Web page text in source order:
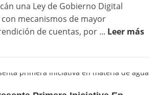
una Ley de Gobierno Digital
mecanismos de mayor
de cuentas, por ... Leer más